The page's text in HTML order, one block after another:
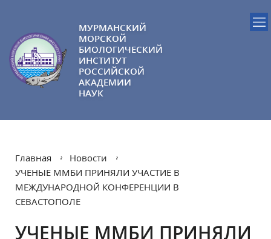
МУРМАНСКИЙ
МОРСКОЙ
БИОЛОГИЧЕСКИЙ
ИНСТИТУТ
РОССИЙСКОЙ
АКАДЕМИИ
НАУК
Главная
Новости
УЧЕНЫЕ ММБИ ПРИНЯЛИ УЧАСТИЕ В
МЕЖДУНАРОДНОЙ КОНФЕРЕНЦИИ В
СЕВАСТОПОЛЕ
УЧЕНЫЕ ММБИ ПРИНЯЛИ